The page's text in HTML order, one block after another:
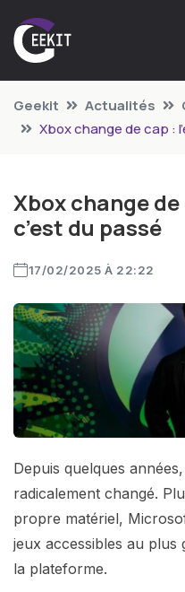
Geekit Actualités
Xbox change de cap :
Xbox change
c’est du passé
17/02/2025 À 22:22
Depuis quelques
radicalement changé.
propre matériel,
jeux accessibles au
la plateforme.